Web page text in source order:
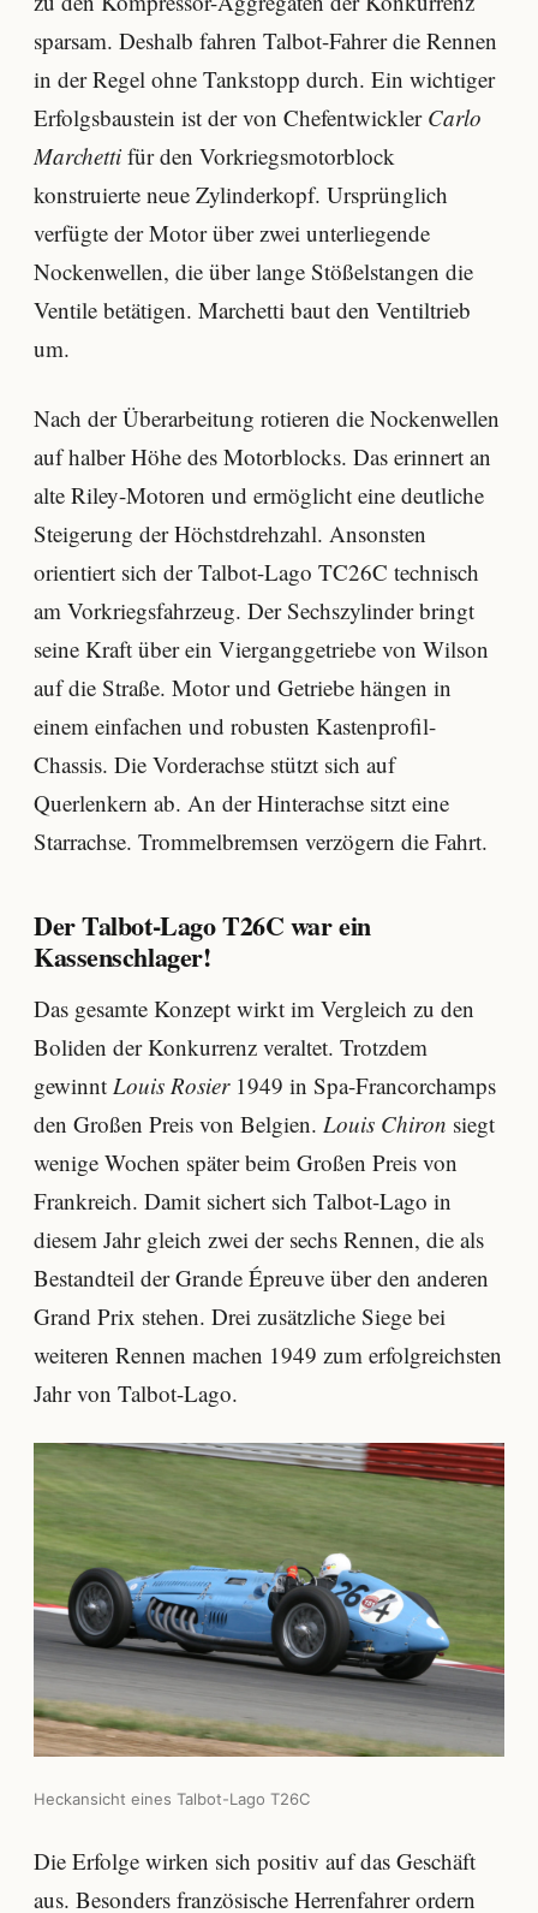
sparsam. Deshalb fahren Talbot-Fahrer die Rennen
in der Regel ohne Tankstopp durch. Ein wichtiger
Erfolgsbaustein ist der von Chefentwickler Carlo
Marchetti für den Vorkriegsmotorblock
konstruierte neue Zylinderkopf. Ursprünglich
verfügte der Motor über zwei unterliegende
Nockenwellen, die über lange Stößelstangen die
Ventile betätigen. Marchetti baut den Ventiltrieb
um.
Nach der Überarbeitung rotieren die Nockenwellen
auf halber Höhe des Motorblocks. Das erinnert an
alte Riley-Motoren und ermöglicht eine deutliche
Steigerung der Höchstdrehzahl. Ansonsten
orientiert sich der Talbot-Lago TC26C technisch
am Vorkriegsfahrzeug. Der Sechszylinder bringt
seine Kraft über ein Vierganggetriebe von Wilson
auf die Straße. Motor und Getriebe hängen in
einem einfachen und robusten Kastenprofil-
Chassis. Die Vorderachse stützt sich auf
Querlenkern ab. An der Hinterachse sitzt eine
Starrachse. Trommelbremsen verzögern die Fahrt.
Der Talbot-Lago T26C war ein
Kassenschlager!
Das gesamte Konzept wirkt im Vergleich zu den
Boliden der Konkurrenz veraltet. Trotzdem
gewinnt Louis Rosier1949 in Spa-Francorchamps
den Großen Preis von Belgien. Louis Chiron siegt
wenige Wochen später beim Großen Preis von
Frankreich. Damit sichert sich Talbot-Lago in
diesem Jahr gleich zwei der sechs Rennen, die als
Bestandteil der Grande Épreuve über den anderen
Grand Prix stehen. Drei zusätzliche Siege bei
weiteren Rennen machen 1949 zum erfolgreichsten
Jahr von Talbot-Lago.
Heckansicht eines Talbot-Lago T26C
Die Erfolge wirken sich positiv auf das Geschäft
aus. Besonders französische Herrenfahrer ordern